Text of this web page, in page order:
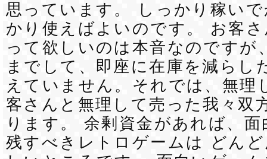
思っています。 しっかり稼い
かり使えばよいのです。 お客
って欲しいのは本音なのですが
までして、即座に在庫を減らし
えていません。それでは、無理
客さんと無理して売った我々双
ります。 余剰資金があれば、
残すべきレトロゲームは どん